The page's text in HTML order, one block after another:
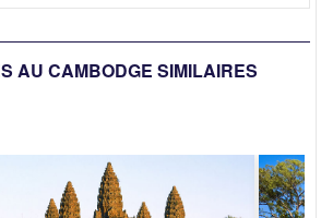
AU CAMBODGE SIMILAIRES